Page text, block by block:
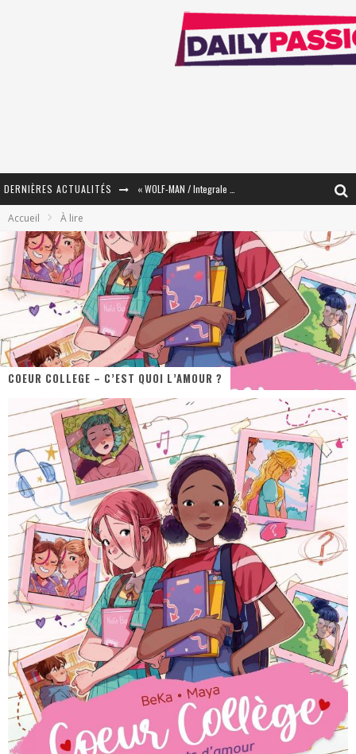
DERNIÈRES ACTUALITÉS
« Mon Village Révolté » - Combattre un Projet !
Star Fox
PsyRiver 2026 : la magie revient sur les rives de l’Aar
Assassin's Creed Black Flag Resynced
« Le Vent dand les Saules » - Une Belle Histoire !
« Damn Them All » - Un duo de Choc !
Yoshi and the mysterious book
Accueil À lire
COEUR COLLEGE – C’EST QUOI L’AMOUR ?